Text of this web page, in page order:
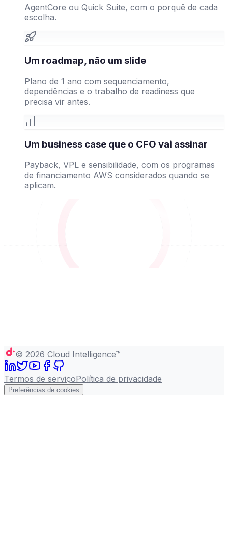
AgentCore ou Quick Suite, com o porquê de cada
escolha.
Um roadmap, não um slide
Plano de 1 ano com sequenciamento,
dependências e o trabalho de readiness que
precisa vir antes.
Um business case que o CFO vai assinar
Payback, VPL e sensibilidade, com os programas
de financiamento AWS considerados quando se
aplicam.
© 2026 Cloud Intelligence™
Termos de serviçoPolítica de privacidade
Preferências de cookies